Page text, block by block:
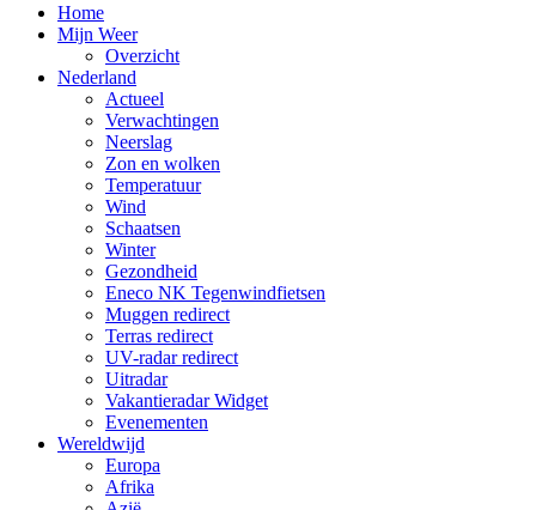
Home
Mijn Weer
Overzicht
Nederland
Actueel
Verwachtingen
Neerslag
Zon en wolken
Temperatuur
Wind
Schaatsen
Winter
Gezondheid
Eneco NK Tegenwindfietsen
Muggen redirect
Terras redirect
UV-radar redirect
Uitradar
Vakantieradar Widget
Evenementen
Wereldwijd
Europa
Afrika